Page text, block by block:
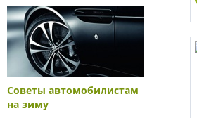
Советы автомобилистам
на зиму